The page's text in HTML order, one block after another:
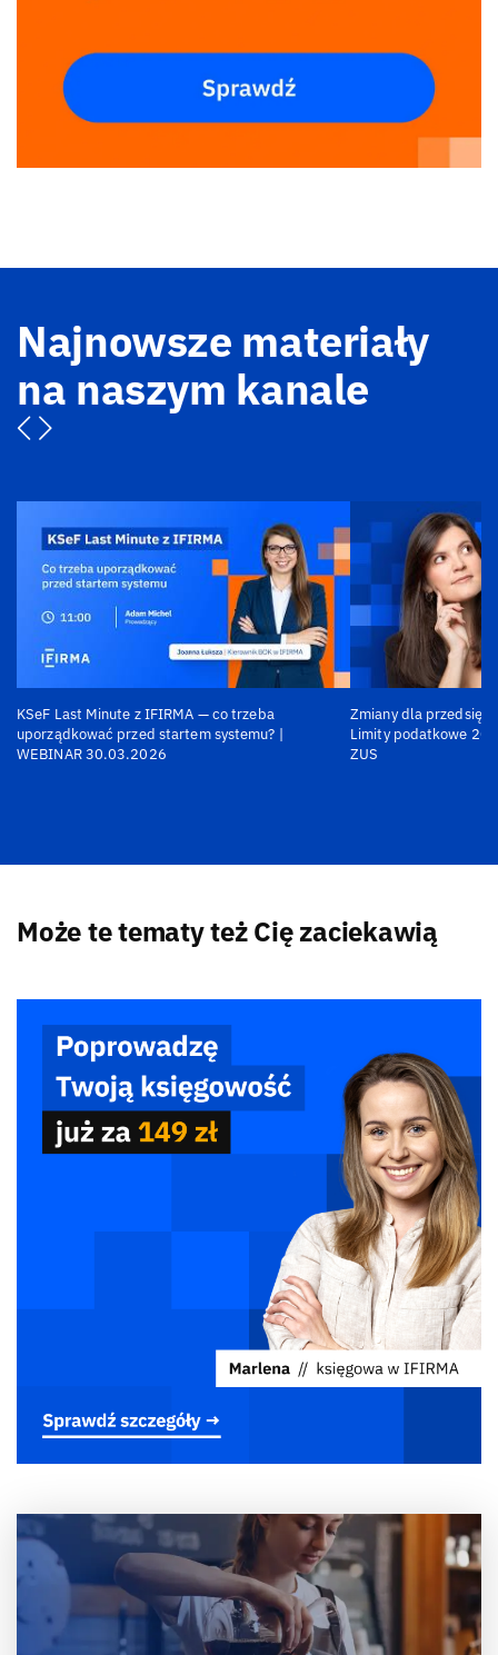
Najnowsze materiały
na naszym kanale
KSeF Last Minute z IFIRMA — co trzeba
uporządkować przed startem systemu? |
WEBINAR 30.03.2026
Zmiany dla
Limity podatkowe
ZUS
Może te tematy też Cię zaciekawią